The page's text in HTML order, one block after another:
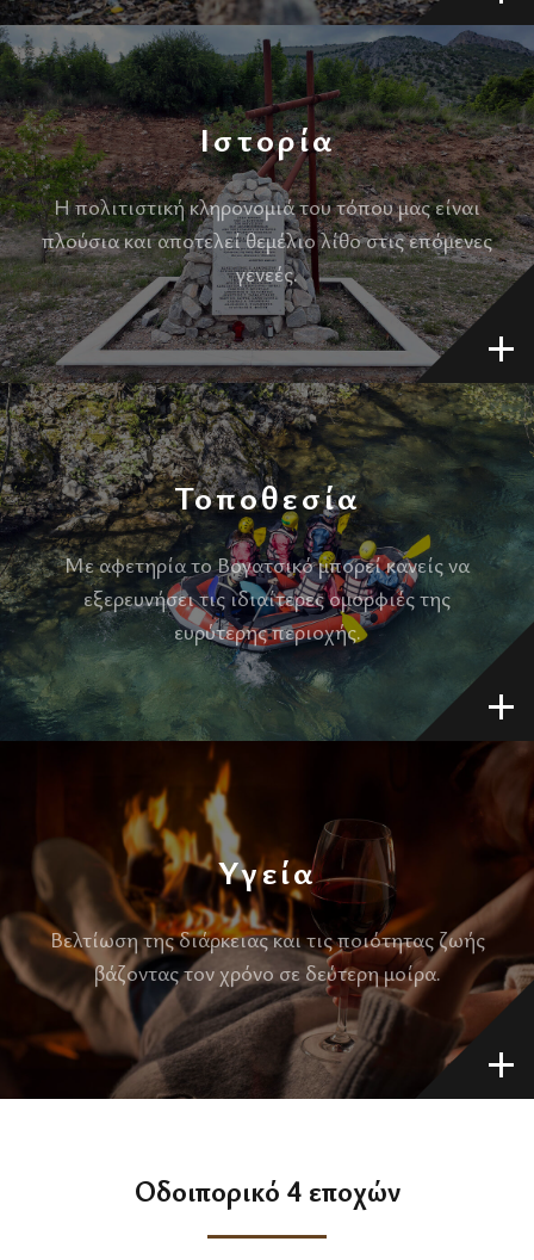
Ιστορία
Η πολιτιστική κληρονομιά του τόπου μας είναι
πλούσια και αποτελεί θεμέλιο λίθο στις επόμενες
γενεές.
Τοποθεσία
Με αφετηρία το Βογατσικό μπορεί κανείς να
εξερευνήσει τις ιδιαίτερες ομορφιές της
ευρύτερης περιοχής.
Υγεία
Βελτίωση της διάρκειας και τις ποιότητας ζωής
βάζοντας τον χρόνο σε δεύτερη μοίρα.
Οδοιπορικό 4 εποχών